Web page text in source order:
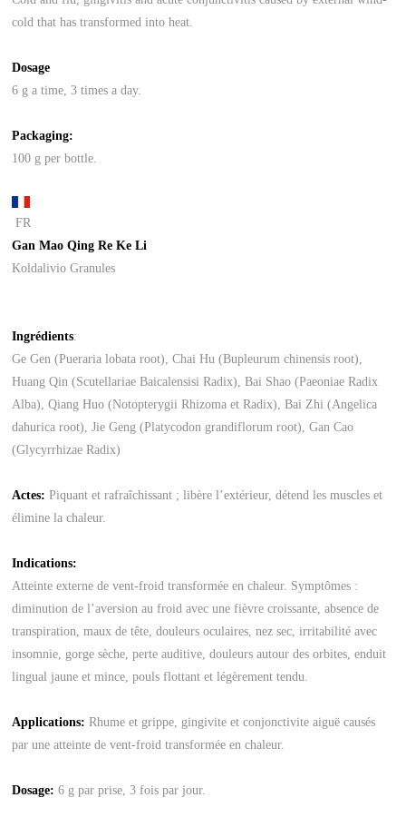
cold that has transformed into heat.
Dosage
6 g a time, 3 times a day.
Packaging:
100 g per bottle.
FR
Gan Mao Qing Re Ke Li
Koldalivio Granules
Ingrédients:
Ge Gen (Pueraria lobata root), Chai Hu (Bupleurum chinensis root),
Huang Qin (Scutellariae Baicalensisi Radix), Bai Shao (Paeoniae Radix
Alba), Qiang Huo (Notopterygii Rhizoma et Radix), Bai Zhi (Angelica
dahurica root), Jie Geng (Platycodon grandiflorum root), Gan Cao
(Glycyrrhizae Radix)
Actes:Piquant et rafraîchissant ; libère l’extérieur, détend les muscles et
élimine la chaleur.
Indications:
Atteinte externe de vent-froid transformée en chaleur. Symptômes :
diminution de l’aversion au froid avec une fièvre croissante, absence de
transpiration, maux de tête, douleurs oculaires, nez sec, irritabilité avec
insomnie, gorge sèche, perte auditive, douleurs autour des orbites, enduit
lingual jaune et mince, pouls flottant et légèrement tendu.
Applications:Rhume et grippe, gingivite et conjonctivite aiguë causés
par une atteinte de vent-froid transformée en chaleur.
Dosage:6 g par prise, 3 fois par jour.